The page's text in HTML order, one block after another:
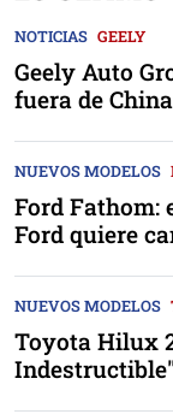
NOTICIAS GEELY
Geely Auto
fuera de
NUEVOS MODELOS
Ford Fathom:
Ford quiere
NUEVOS MODELOS
Toyota Hilux